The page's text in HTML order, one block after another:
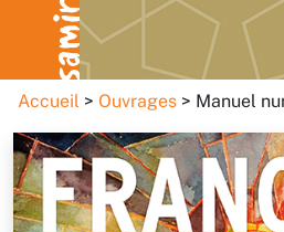
Accueil Ouvrages Manuel